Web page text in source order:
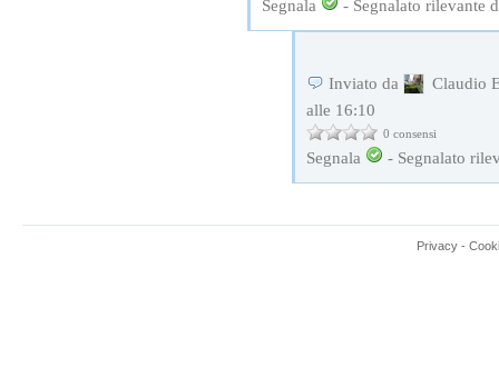
Segnala - Segnalato rilevante
Inviato da
Claudio
alle 16:10
0 consensi
Segnala - Segnalato
Privacy -